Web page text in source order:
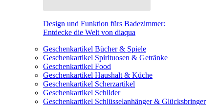
Design und Funktion fürs Badezimmer:
Entdecke die Welt von diaqua
Geschenkartikel Bücher & Spiele
Geschenkartikel Spirituosen & Getränke
Geschenkartikel Food
Geschenkartikel Haushalt & Küche
Geschenkartikel Scherzartikel
Geschenkartikel Schilder
Geschenkartikel Schlüsselanhänger & Glücksbringer